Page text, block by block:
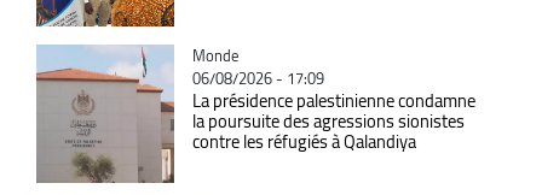
Catégorie
Monde
06/08/2026 - 17:09
La présidence palestinienne condamne
la poursuite des agressions sionistes
contre les réfugiés à Qalandiya